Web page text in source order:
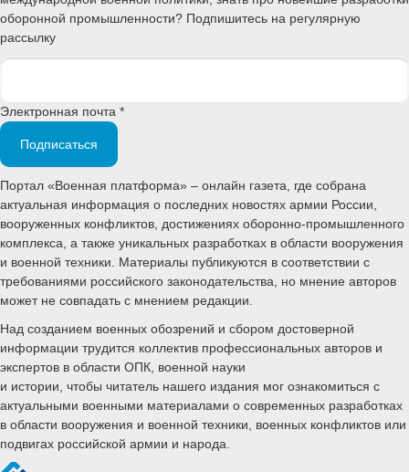
оборонной промышленности? Подпишитесь на регулярную
рассылку
Электронная почта *
Подписаться
Портал «Военная платформа» – онлайн газета, где собрана
актуальная информация о последних новостях армии России,
вооруженных конфликтов, достижениях оборонно-промышленного
комплекса, а также уникальных разработках в области вооружения
и военной техники. Материалы публикуются в соответствии с
требованиями российского законодательства, но мнение авторов
может не совпадать с мнением редакции.
Над созданием военных обозрений и сбором достоверной
информации трудится коллектив профессиональных авторов и
экспертов в области ОПК, военной науки
и истории, чтобы читатель нашего издания мог ознакомиться с
актуальными военными материалами о современных разработках
в области вооружения и военной техники, военных конфликтов или
подвигах российской армии и народа.